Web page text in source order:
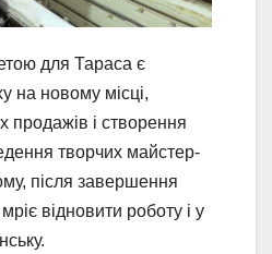
для Тараса є
на новому місці,
продажів і створення
творчих майстер-
після завершення
відновити роботу і у